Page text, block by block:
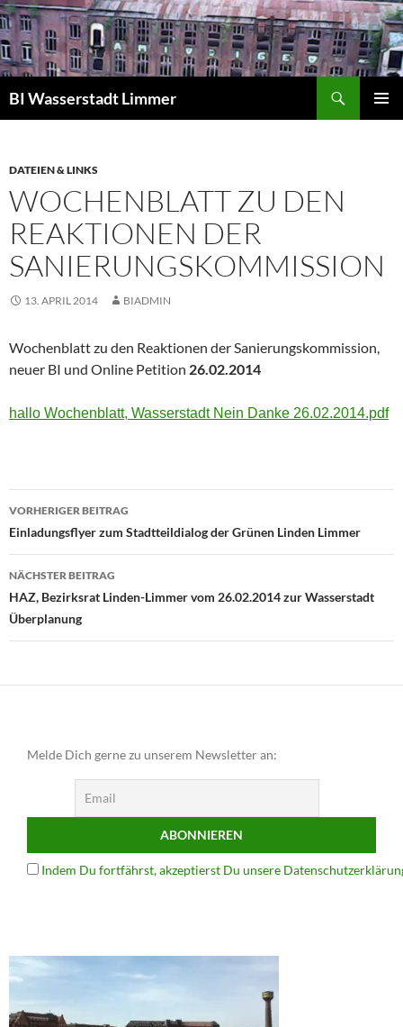
Zum
Inhalt
springen
BI Wasserstadt Limmer
DATEIEN & LINKS
WOCHENBLATT ZU DEN
REAKTIONEN DER
SANIERUNGSKOMMISSION
13. APRIL 2014 BIADMIN
Wochenblatt zu den Reaktionen der Sanierungskommission,
neuer BI und Online Petition 26.02.2014
hallo Wochenblatt, Wasserstadt Nein Danke 26.02.2014.pdf
Beitragsnavigation
VORHERIGER BEITRAG
Einladungsflyer zum Stadtteildialog der Grünen Linden Limmer
NÄCHSTER BEITRAG
HAZ, Bezirksrat Linden-Limmer vom 26.02.2014 zur Wasserstadt
Überplanung
Melde Dich gerne zu unserem Newsletter an:
Indem Du fortfährst, akzeptierst Du unsere